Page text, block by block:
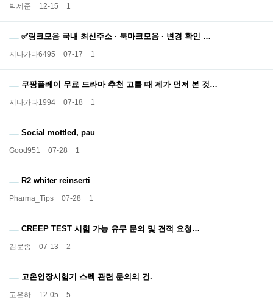
박제준 12-15 1
✅링크모음 국내 최신주소 · 북마크모음 · 변경 확인 …
지나가다6495 07-17 1
쿠팡플레이 무료 드라마 추천 고를 때 제가 먼저 본 것…
지나가다1994 07-18 1
Social mottled, pau
Good951 07-28 1
R2 whiter reinserti
Pharma_Tips 07-28 1
CREEP TEST 시험 가능 유무 문의 및 견적 요청…
김문종 07-13 2
고온인장시험기 스펙 관련 문의의 건.
고은하 12-05 5